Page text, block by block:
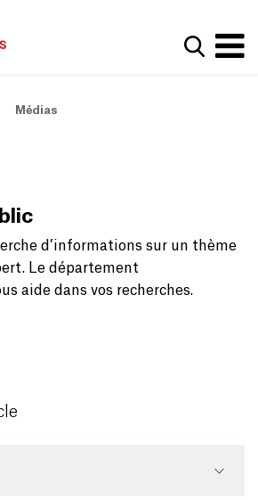
Afficher
Médias
d’informations sur un thème
Le département
aide dans vos recherches.